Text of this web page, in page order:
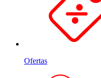
Ofertas